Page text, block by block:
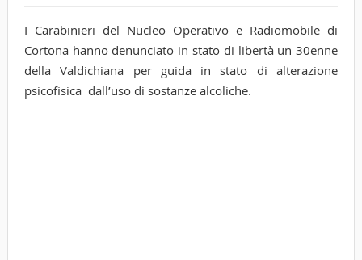
I Carabinieri del Nucleo Operativo e Radiomobile di
Cortona hanno denunciato in stato di libertà un 30enne
della Valdichiana per guida in stato di alterazione
psicofisica dall’uso di sostanze alcoliche.